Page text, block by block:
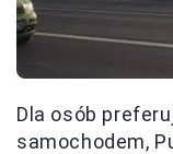
Dla osób
samochodem,